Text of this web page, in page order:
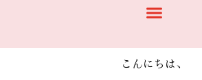
こんにちは、